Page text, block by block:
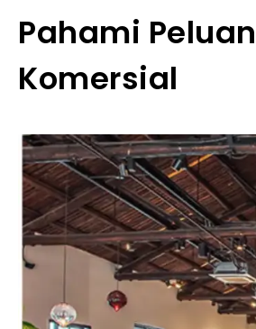
Pahami
Komersial